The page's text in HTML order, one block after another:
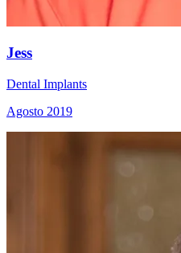
Jess
Dental Implants
Agosto 2019